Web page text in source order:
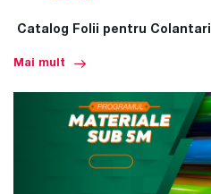
Catalog Folii pentru Colantari
Mai mult